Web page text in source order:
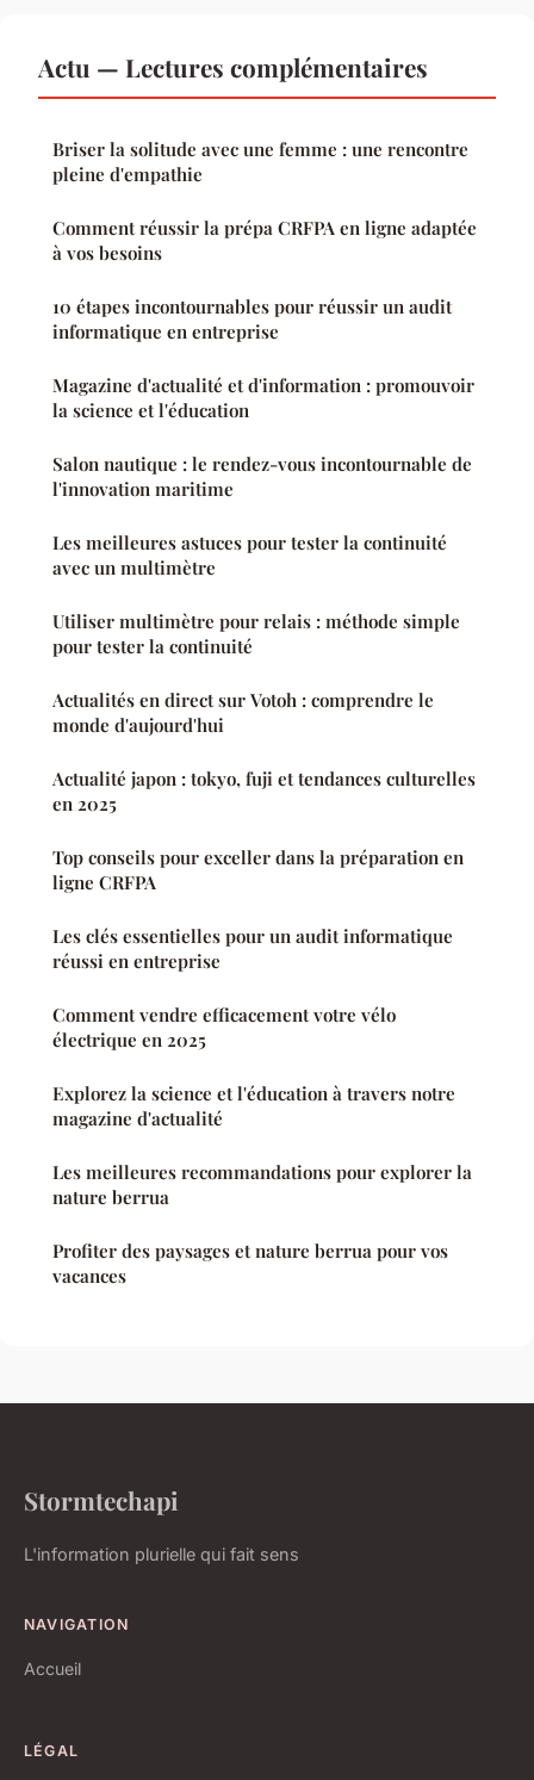
Actu — Lectures complémentaires
Briser la solitude avec une femme : une rencontre
pleine d'empathie
Comment réussir la prépa CRFPA en ligne adaptée
à vos besoins
10 étapes incontournables pour réussir un audit
informatique en entreprise
Magazine d'actualité et d'information : promouvoir
la science et l'éducation
Salon nautique : le rendez-vous incontournable de
l'innovation maritime
Les meilleures astuces pour tester la continuité
avec un multimètre
Utiliser multimètre pour relais : méthode simple
pour tester la continuité
Actualités en direct sur Votoh : comprendre le
monde d'aujourd'hui
Actualité japon : tokyo, fuji et tendances culturelles
en 2025
Top conseils pour exceller dans la préparation en
ligne CRFPA
Les clés essentielles pour un audit informatique
réussi en entreprise
Comment vendre efficacement votre vélo
électrique en 2025
Explorez la science et l'éducation à travers notre
magazine d'actualité
Les meilleures recommandations pour explorer la
nature berrua
Profiter des paysages et nature berrua pour vos
vacances
Stormtechapi
L'information plurielle qui fait sens
NAVIGATION
Accueil
LÉGAL